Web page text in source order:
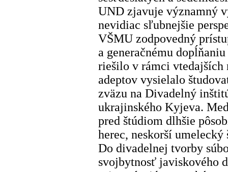
UND zjavuje významný
nevidiac sľubnejšie
VŠMU zodpovedný
a generačnému
riešilo v rámci vtedajších
adeptov vysielalo
zväzu na Divadelný
ukrajinského Kyjeva.
pred štúdiom dlhšie
herec, neskorší
Do divadelnej tvorby
svojbytnosť javiskového